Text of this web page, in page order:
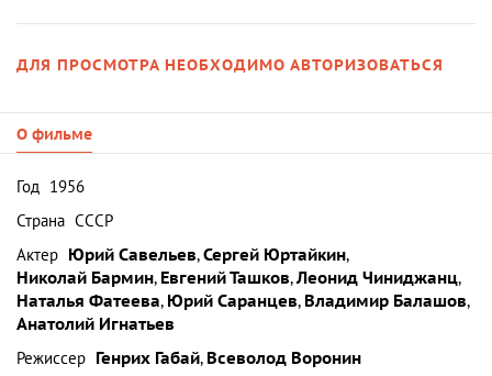
ДЛЯ ПРОСМОТРА НЕОБХОДИМО АВТОРИЗОВАТЬСЯ
О фильме
Год 1956
Страна СССР
Актер Юрий Савельев,Сергей Юртайкин,
Николай Бармин, Евгений Ташков,Леонид Чиниджанц,
Наталья Фатеева, Юрий Саранцев, Владимир Балашов,
Анатолий Игнатьев
Режиссер Генрих Габай, Всеволод Воронин